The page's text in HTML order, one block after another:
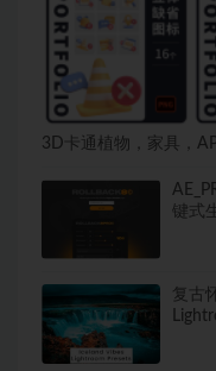
3D卡通植物，家具，
键式
复古